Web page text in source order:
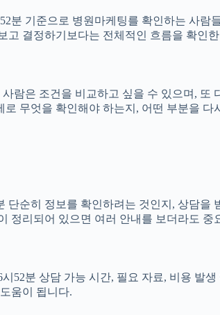
분 기준으로 병원마케팅를 확인하는 사람
결정하기보다는 전체적인 흐름을 확인
람은 조건을 비교하고 싶을 수 있으며, 또
무엇을 확인해야 하는지, 어떤 부분을 다
단순히 정보를 확인하려는 것인지, 상담을
정리되어 있으면 여러 안내를 보더라도 중
52분 상담 가능 시간, 필요 자료, 비용 발
움이 됩니다.